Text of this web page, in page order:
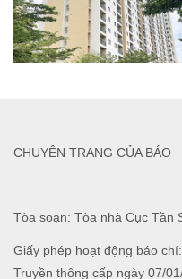
Tòa soạn: Tòa nhà Cục Tần
Giấy phép hoạt động báo
Truyền thông cấp ngày 07/
CHUYÊN TRANG CỦA BÁO